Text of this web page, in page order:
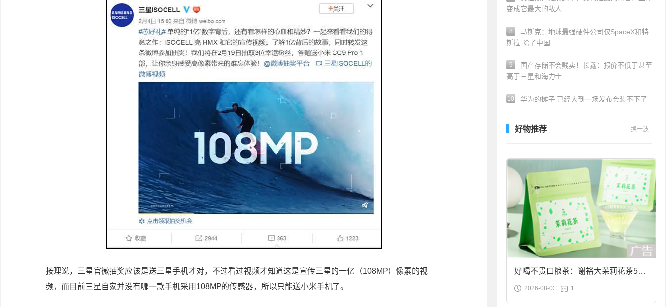
按理说，三星官微抽奖应该是送三星手机才对，不过看过视频才知道这是宣传三星的一亿（108MP）像素的视
频，而目前三星自家并没有哪一款手机采用108MP的传感器，所以只能送小米手机了。
变成它最大的敌人
8
马斯克：地球最强硬件公司仅SpaceX和特
斯拉 除了中国
9
国产存储不会贱卖！长鑫：报价不低于甚至
高于三星和海力士
10 华为的摊子 已经大到一场发布会装不下了
好物推荐 换一波
好喝不贵口粮茶：谢裕大茉莉花茶50g
袋装9.9元到手
2026-08-03 1